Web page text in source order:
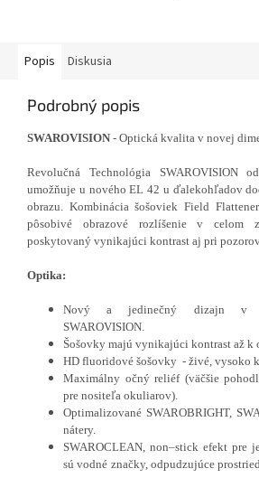
Popis Diskusia
Podrobný popis
SWAROVISION - Optická kvalita v novej
Revolučná Technológia SWAROVISION
umožňuje u nového EL 42 u ďalekohľadov
obrazu. Kombinácia šošoviek Field
pôsobivé obrazové rozlíšenie v
poskytovaný vynikajúci kontrast aj pri
Optika:
Nový a jedinečný dizajn v
SWAROVISION.
Šošovky majú vynikajúci kontrast až k
HD fluoridové šošovky - živé, vysoko
Maximálny očný reliéf (väčšie
pre nositeľa okuliarov).
Optimalizované SWAROBRIGHT,
nátery.
SWAROCLEAN, non–stick efekt pre
sú vodné značky, odpudzujúce